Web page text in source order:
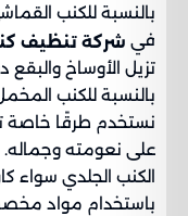
بالنسبة للكنب
في شركة تنظيف
تزيل الأوساخ والبقع
بالنسبة للكنب
نستخدم طرقًا
على نعومته وجماله.
الكنب الجلدي سواء
باستخدام مواد